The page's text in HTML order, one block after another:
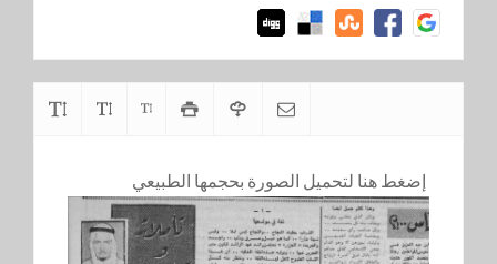
إضغط هنا لتحميل الصورة بحجمها الطبيعي